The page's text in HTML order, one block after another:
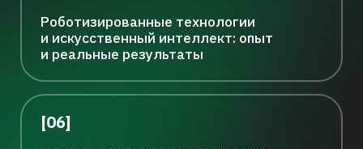
Лучшие стратегии повышения
операционной эффективности
требования зарубежных рынков
[09]